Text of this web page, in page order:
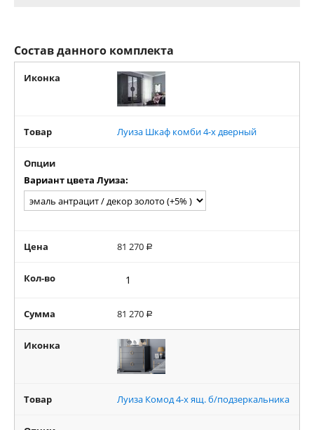
Состав данного комплекта
Иконка
Товар Луиза Шкаф комби 4-х дверный
Опции
Вариант цвета Луиза:
Цена 81 270 Р
Кол-во
Сумма 81 270 Р
Иконка
Товар Луиза Комод 4-х ящ. б/подзеркальника